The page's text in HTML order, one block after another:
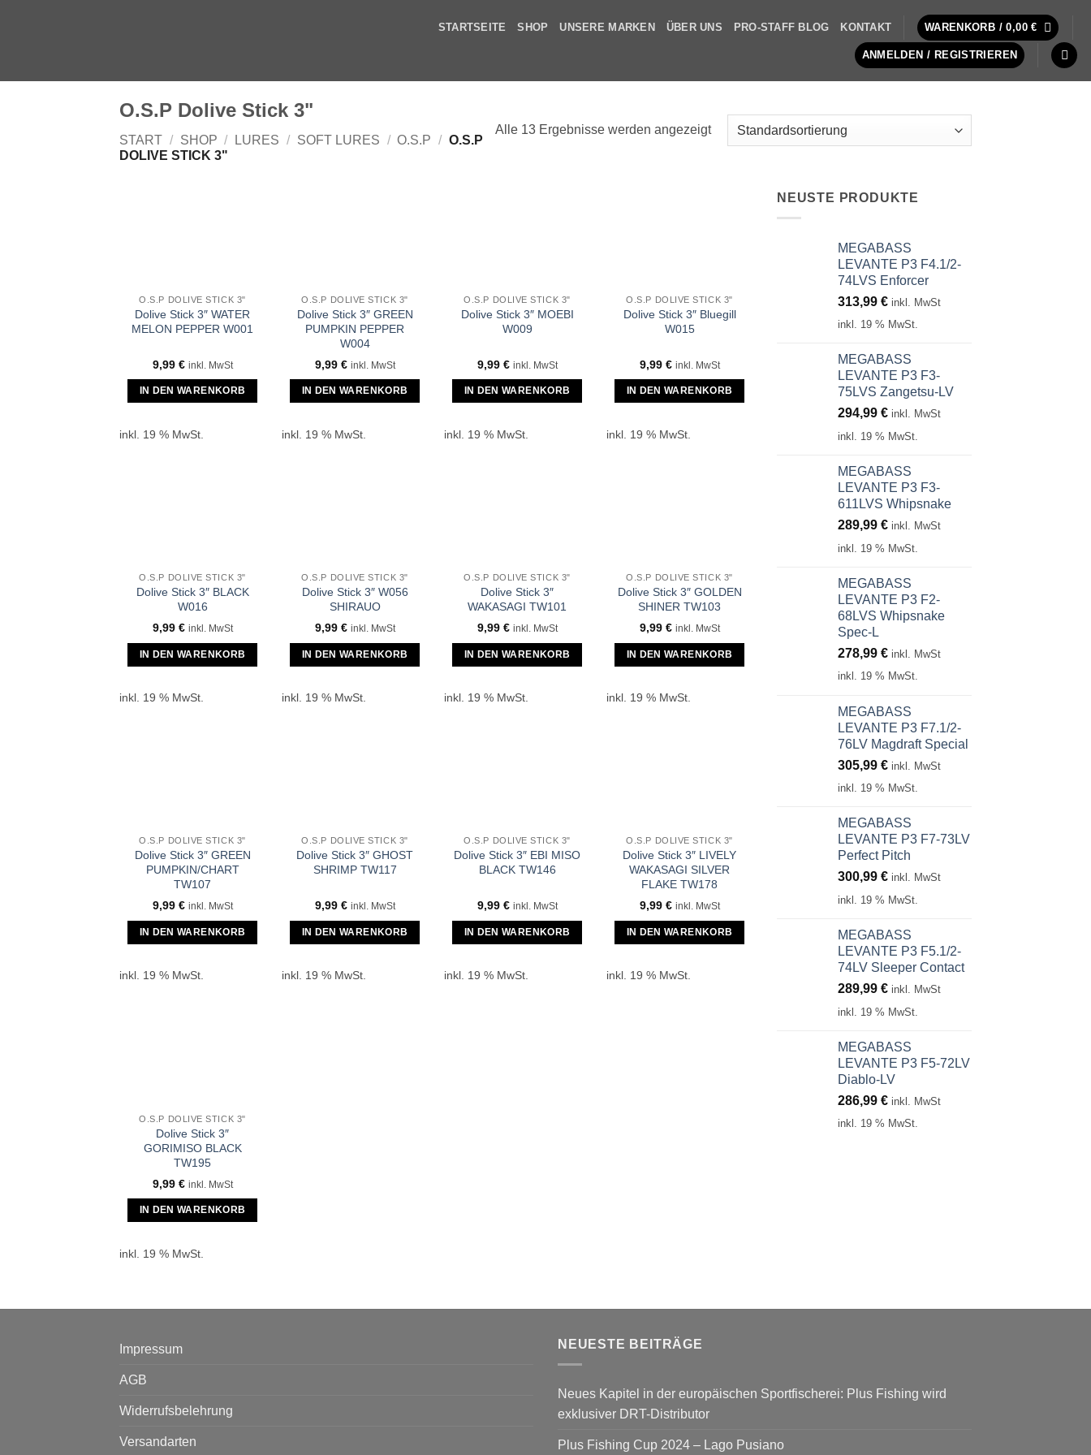
STARTSEITE SHOP UNSERE MARKEN ÜBER UNS PRO-STAFF BLOG KONTAKT WARENKORB /0,00€
ANMELDEN / REGISTRIEREN
O.S.P Dolive Stick 3"
START / SHOP / LURES / SOFT LURES / O.S.P / O.S.P
DOLIVE STICK 3"
Alle 13 Ergebnisse werden angezeigt
O.S.P DOLIVE STICK 3"
Dolive Stick 3″ WATER
MELON PEPPER W001
9,99 € inkl. MwSt
IN DEN WARENKORB
inkl. 19 % MwSt.
O.S.P DOLIVE STICK 3"
Dolive Stick 3″ GREEN
PUMPKIN PEPPER
W004
9,99 € inkl. MwSt
IN DEN WARENKORB
inkl. 19 % MwSt.
O.S.P DOLIVE STICK 3"
Dolive Stick 3″ MOEBI
W009
9,99 € inkl. MwSt
IN DEN WARENKORB
inkl. 19 % MwSt.
O.S.P DOLIVE STICK 3"
Dolive Stick 3″ Bluegill
W015
9,99 € inkl. MwSt
IN DEN WARENKORB
inkl. 19 % MwSt.
O.S.P DOLIVE STICK 3"
Dolive Stick 3″ BLACK
W016
9,99 € inkl. MwSt
IN DEN WARENKORB
inkl. 19 % MwSt.
O.S.P DOLIVE STICK 3"
Dolive Stick 3″ W056
SHIRAUO
9,99 € inkl. MwSt
IN DEN WARENKORB
inkl. 19 % MwSt.
O.S.P DOLIVE STICK 3"
Dolive Stick 3″
WAKASAGI TW101
9,99 € inkl. MwSt
IN DEN WARENKORB
inkl. 19 % MwSt.
O.S.P DOLIVE STICK 3"
Dolive Stick 3″ GOLDEN
SHINER TW103
9,99 € inkl. MwSt
IN DEN WARENKORB
inkl. 19 % MwSt.
O.S.P DOLIVE STICK 3"
Dolive Stick 3″ GREEN
PUMPKIN/CHART
TW107
9,99 € inkl. MwSt
IN DEN WARENKORB
inkl. 19 % MwSt.
O.S.P DOLIVE STICK 3"
Dolive Stick 3″ GHOST
SHRIMP TW117
9,99 € inkl. MwSt
IN DEN WARENKORB
inkl. 19 % MwSt.
O.S.P DOLIVE STICK 3"
Dolive Stick 3″ EBI MISO
BLACK TW146
9,99 € inkl. MwSt
IN DEN WARENKORB
inkl. 19 % MwSt.
O.S.P DOLIVE STICK 3"
Dolive Stick 3″ LIVELY
WAKASAGI SILVER
FLAKE TW178
9,99 € inkl. MwSt
IN DEN WARENKORB
inkl. 19 % MwSt.
O.S.P DOLIVE STICK 3"
Dolive Stick 3″
GORIMISO BLACK
TW195
9,99 € inkl. MwSt
IN DEN WARENKORB
inkl. 19 % MwSt.
NEUSTE PRODUKTE
MEGABASS
LEVANTE P3 F4.1/2-
74LVS Enforcer
313,99 € inkl. MwSt
inkl. 19 % MwSt.
MEGABASS
LEVANTE P3 F3-
75LVS Zangetsu-LV
294,99 € inkl. MwSt
inkl. 19 % MwSt.
MEGABASS
LEVANTE P3 F3-
611LVS Whipsnake
289,99 € inkl. MwSt
inkl. 19 % MwSt.
MEGABASS
LEVANTE P3 F2-
68LVS Whipsnake
Spec-L
278,99 € inkl. MwSt
inkl. 19 % MwSt.
MEGABASS
LEVANTE P3 F7.1/2-
76LV Magdraft Special
305,99 € inkl. MwSt
inkl. 19 % MwSt.
MEGABASS
LEVANTE P3 F7-73LV
Perfect Pitch
300,99 € inkl. MwSt
inkl. 19 % MwSt.
MEGABASS
LEVANTE P3 F5.1/2-
74LV Sleeper Contact
289,99 € inkl. MwSt
inkl. 19 % MwSt.
MEGABASS
LEVANTE P3 F5-72LV
Diablo-LV
286,99 € inkl. MwSt
inkl. 19 % MwSt.
Impressum
AGB
Widerrufsbelehrung
Versandarten
NEUESTE BEITRÄGE
Neues Kapitel in der europäischen Sportfischerei: Plus Fishing wird
exklusiver DRT-Distributor
Plus Fishing Cup 2024 – Lago Pusiano